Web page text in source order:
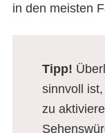
in den meisten
Tipp!
sinnvoll
zu